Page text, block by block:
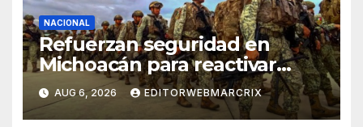
NACIONAL
Refuerzan seguridad en
Michoacán para reactivar
exportaciones de aguacate
AUG 6, 2026 EDITORWEBMARCRIX